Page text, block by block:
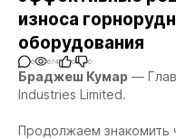
износа
оборудования
0 674 0 0
Браджеш Кумар —
Industries Limited.
Продолжаем знакомить